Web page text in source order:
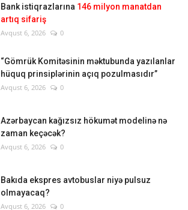
Bank istiqrazlarına 146 milyon manatdan
artıq sifariş
Avqust 6, 2026 0
“Gömrük Komitəsinin məktubunda yazılanlar
hüquq prinsiplərinin açıq pozulmasıdır”
Avqust 6, 2026 0
Azərbaycan kağızsız hökumət modelinə nə
zaman keçəcək?
Avqust 6, 2026 0
Bakıda ekspres avtobuslar niyə pulsuz
olmayacaq?
Avqust 6, 2026 0